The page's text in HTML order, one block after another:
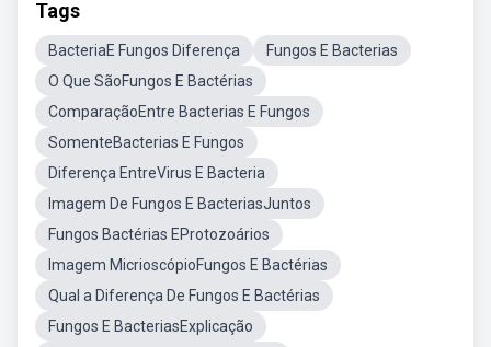
Tags
BacteriaE Fungos Diferença
Fungos E Bacterias
O Que SãoFungos E Bactérias
ComparaçãoEntre Bacterias E Fungos
SomenteBacterias E Fungos
Diferença EntreVirus E Bacteria
Imagem De Fungos E BacteriasJuntos
Fungos Bactérias EProtozoários
Imagem MicrioscópioFungos E Bactérias
Qual a Diferença De Fungos E Bactérias
Fungos E BacteriasExplicação